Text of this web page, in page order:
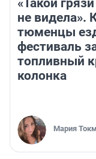
«Такой
не видела».
тюменцы
фестиваль
топливный
колонка
Мария